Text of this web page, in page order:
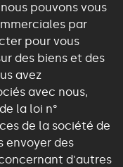
pouvons vous
par
pour vous
des biens et des
avez
avec nous,
la loi n°
de la société de
envoyer des
d'autres